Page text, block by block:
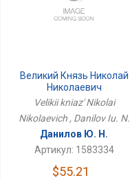
Великий Князь Николай
Николаевич
Velikii kniaz' Nikolai
Nikolaevich , Danilov Iu. N.
Данилов Ю. Н.
Артикул: 1583334
$55.21